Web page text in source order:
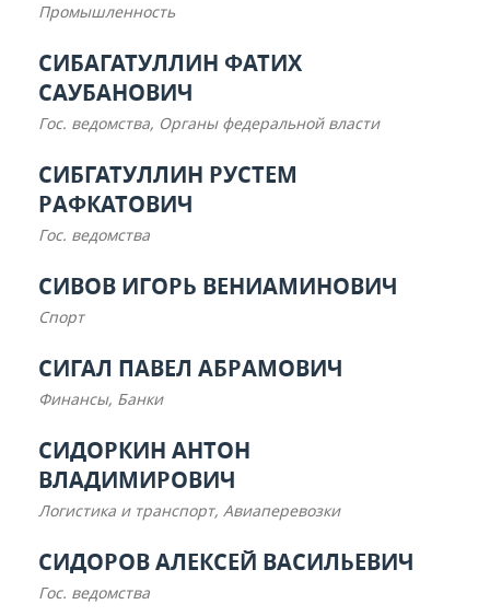
Промышленность
СИБАГАТУЛЛИН ФАТИХ
САУБАНОВИЧ
Гос. ведомства, Органы федеральной власти
СИБГАТУЛЛИН РУСТЕМ
РАФКАТОВИЧ
Гос. ведомства
СИВОВ ИГОРЬ ВЕНИАМИНОВИЧ
Спорт
СИГАЛ ПАВЕЛ АБРАМОВИЧ
Финансы, Банки
СИДОРКИН АНТОН
ВЛАДИМИРОВИЧ
Логистика и транспорт, Авиаперевозки
СИДОРОВ АЛЕКСЕЙ ВАСИЛЬЕВИЧ
Гос. ведомства